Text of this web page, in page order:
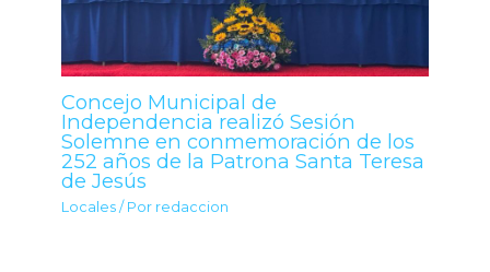
Concejo Municipal de
Independencia realizó Sesión
Solemne en conmemoración de los
252 años de la Patrona Santa Teresa
de Jesús
Locales / Por redaccion